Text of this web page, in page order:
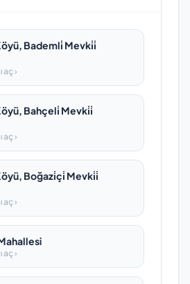
Bademli̇ Mevki̇i̇
aç ›
Bahçeli̇ Mevki̇i̇
aç ›
Boğazi̇çi̇ Mevki̇i̇
aç ›
aç ›